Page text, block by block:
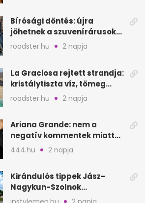
Bírósági döntés: újra
jöhetnek a szuvenírárusok
Európa ikonikus helyére
roadster.hu 2 napja
La Graciosa rejtett strandja:
kristálytiszta víz, tömeg
nélkül
roadster.hu 2 napja
Ariana Grande: nem a
negatív kommentek miatt
vonul vissza
444.hu 2 napja
Kirándulós tippek Jász-
Nagykun-Szolnok
megyében: 6 kihagyhatatlan